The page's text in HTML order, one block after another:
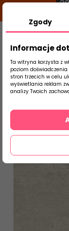
20
Strona
Zgody
Informacje
Ta witryna korzysta z
poziom
stron trzecich w celu
wyświetlania reklam
analizy Twoich